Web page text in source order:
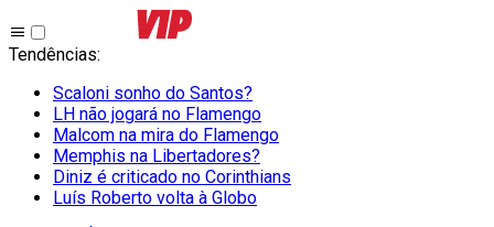
Tendências:
Scaloni sonho do Santos?
LH não jogará no Flamengo
Malcom na mira do Flamengo
Memphis na Libertadores?
Diniz é criticado no Corinthians
Luís Roberto volta à Globo